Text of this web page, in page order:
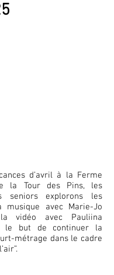
d’avril à la Ferme
la Tour des Pins, les
seniors explorons les
musique avec Marie-Jo
vidéo avec Pauliina
le but de continuer la
métrage dans le cadre